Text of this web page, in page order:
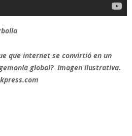
que internet se convirtió en un
global? Imagen ilustrativa.